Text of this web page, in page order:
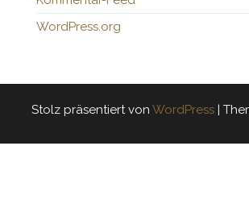
WordPress.org
Stolz präsentiert von WordPress |